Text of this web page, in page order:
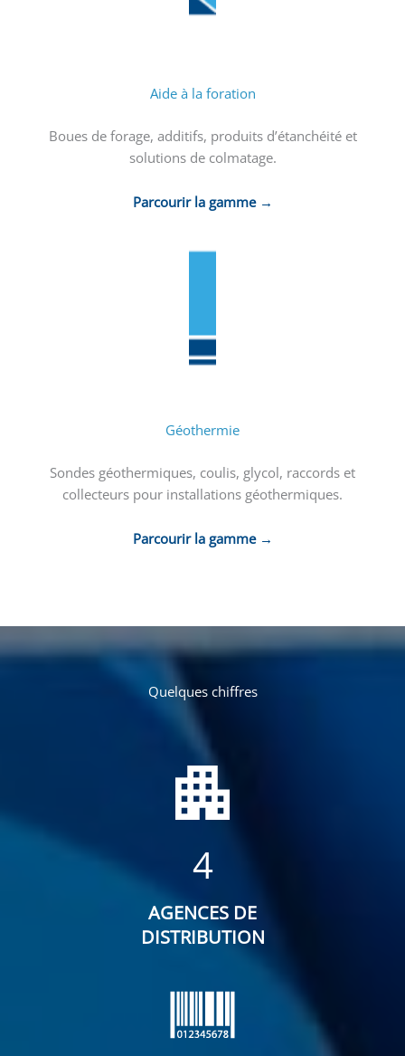
Aide à la foration
Boues de forage, additifs, produits d’étanchéité et
solutions de colmatage.
Parcourir la gamme →
Géothermie
Sondes géothermiques, coulis, glycol, raccords et
collecteurs pour installations géothermiques.
Parcourir la gamme →
Quelques chiffres
4
AGENCES DE
DISTRIBUTION